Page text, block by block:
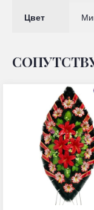
Цвет